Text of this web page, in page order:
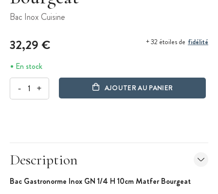
Bac Inox Cuisine
32,29 € + 32 étoiles de fidélité
En stock
- + AJOUTER AU PANIER
Description
Bac Gastronorme Inox GN 1/4 H 10cm Matfer Bourgeat